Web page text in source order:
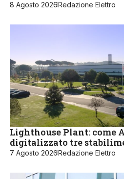
8 Agosto 2026Redazione Elettro
Lighthouse Plant: come
digitalizzato tre
7 Agosto 2026Redazione Elettro